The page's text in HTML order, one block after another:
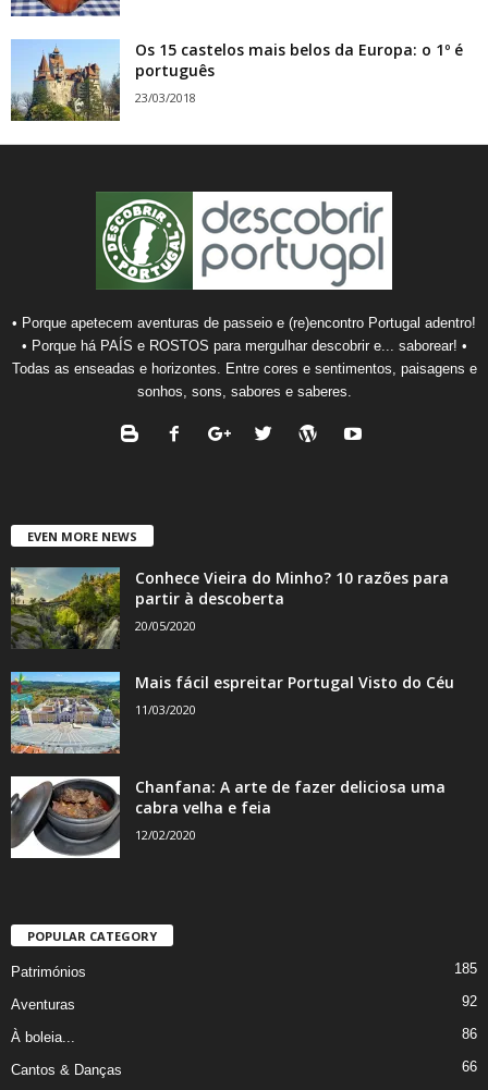
Os 15 castelos mais belos da Europa: o 1º é
português
23/03/2018
• Porque apetecem aventuras de passeio e (re)encontro Portugal adentro!
• Porque há PAÍS e ROSTOS para mergulhar descobrir e... saborear! •
Todas as enseadas e horizontes. Entre cores e sentimentos, paisagens e
sonhos, sons, sabores e saberes.
EVEN MORE NEWS
Conhece Vieira do Minho? 10 razões para
partir à descoberta
20/05/2020
Mais fácil espreitar Portugal Visto do Céu
11/03/2020
Chanfana: A arte de fazer deliciosa uma
cabra velha e feia
12/02/2020
POPULAR CATEGORY
Patrimónios 185
Aventuras 92
À boleia... 86
Cantos & Danças 66